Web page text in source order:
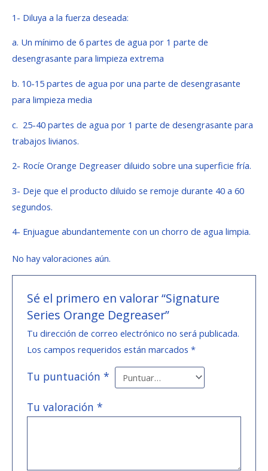
1- Diluya a la fuerza deseada:
a. Un mínimo de 6 partes de agua por 1 parte de
desengrasante para limpieza extrema
b. 10-15 partes de agua por una parte de desengrasante
para limpieza media
c. 25-40 partes de agua por 1 parte de desengrasante para
trabajos livianos.
2- Rocíe Orange Degreaser diluido sobre una superficie fría.
3- Deje que el producto diluido se remoje durante 40 a 60
segundos.
4- Enjuague abundantemente con un chorro de agua limpia.
No hay valoraciones aún.
Sé el primero en valorar “Signature
Series Orange Degreaser”
Tu dirección de correo electrónico no será publicada.
Los campos requeridos están marcados*
Tu puntuación*
Tu valoración*